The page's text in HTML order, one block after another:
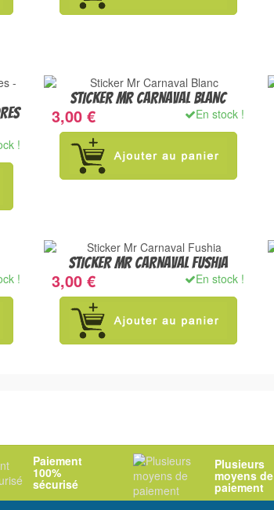
!
STICKER MR CARNAVAL BLANC
3,00 € En stock !
!
STICKER MR CARNAVAL FUSHIA
3,00 € En stock !
Paiement
100%
sécurisé
Plusieurs
moyens de
paiement